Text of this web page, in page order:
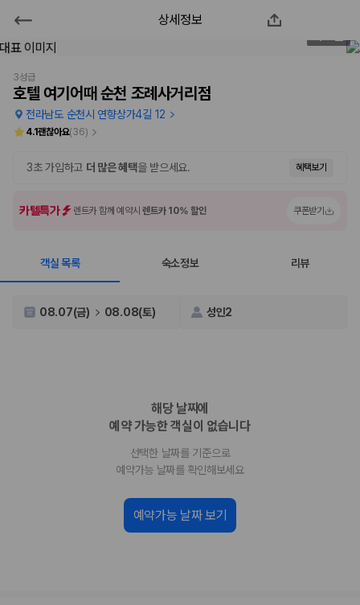
호텔 여기어때 순천 조례사거리점
2000만 이용고객이 선택한 제주 렌트카 가격비교 플랫폼
제주렌트카 가격비교는 카모아에서 한 번에
제주도 렌트카는 업체마다 차량 가격, 보험 조건, 면책금, 보상 한도, 인수
장소, 취소 규정이 다릅니다. 카모아는 여러 제주 렌트카 업체의 조건을 한
경차, 소형, 준중형, 중형, SUV, 승합차 등 여행
인원에 맞는 차종별 가격을 비교합니다.
제주공항 인수 조건 비교: 셔틀 이동, 인수 위치, 반납 편의성을 함께
비교 후 원하는 차량을 바로 예약할 수 있습니다.
제주렌트카 실시간 가격비교 바로가기
상세정보
3성급
호텔 여기어때 순천 조례사거리점
전라남도 순천시 연향상가4길 12
4.1괜찮아요(36)
3초 가입하고 더 많은 혜택을 받으세요. 혜택보기
카텔특가 렌트카 함께 예약시렌트카 10% 할인 쿠폰받기
객실 목록 숙소정보 리뷰
08.07(금) 08.08(토) 성인2
해당 날짜에
예약 가능한 객실이 없습니다
선택한 날짜를 기준으로
예약가능 날짜를 확인해보세요
예약가능 날짜 보기